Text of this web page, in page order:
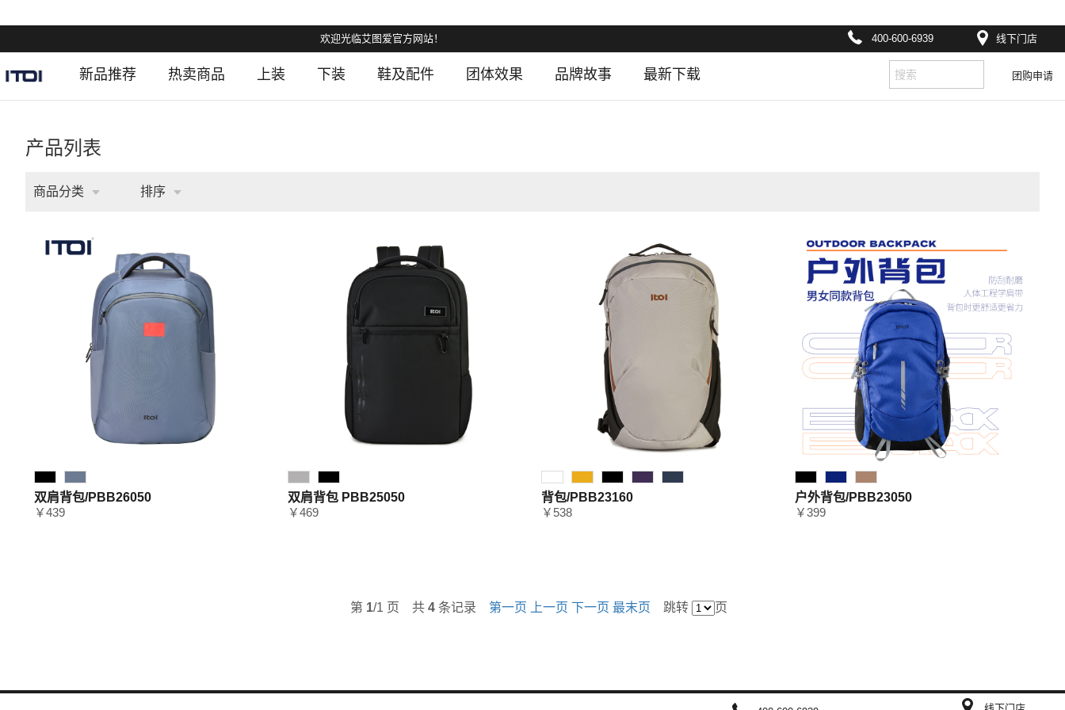
欢迎光临艾图爱官方网站！ 400-600-6939 线下门店
新品推荐 热卖商品 上装 下装 鞋及配件 团体效果 品牌故事 最新下载 团购申请
产品列表
商品分类 排序
双肩背包/PBB26050
￥439
双肩背包 PBB25050
￥469
背包/PBB23160
￥538
户外背包/PBB23050
￥399
第 1/1 页 共 4 条记录 第一页 上一页 下一页 最末页 跳转 页